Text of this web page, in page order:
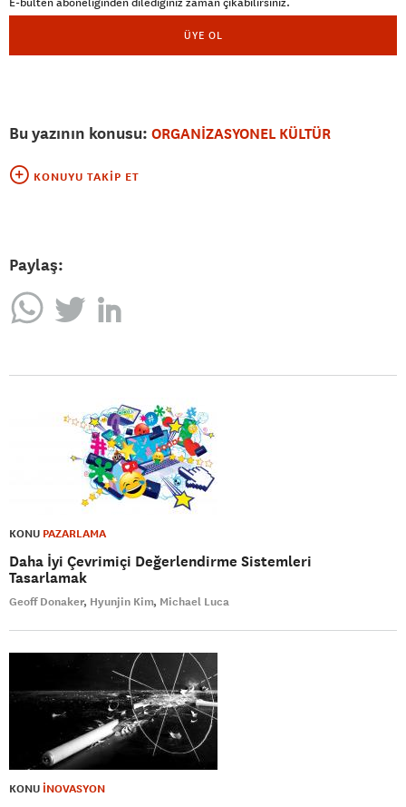
ÜYE OL
Bu yazının konusu: ORGANİZASYONEL KÜLTÜR
KONUYU TAKIP ET
Paylaş:
KONU PAZARLAMA
Daha İyi Çevrimiçi Değerlendirme Sistemleri
Tasarlamak
Geoff Donaker Hyunjin Kim Michael Luca
KONU İNOVASYON